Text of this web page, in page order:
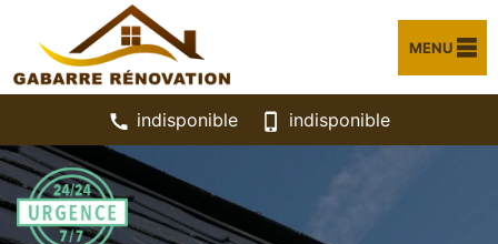
MENU
indisponible indisponible